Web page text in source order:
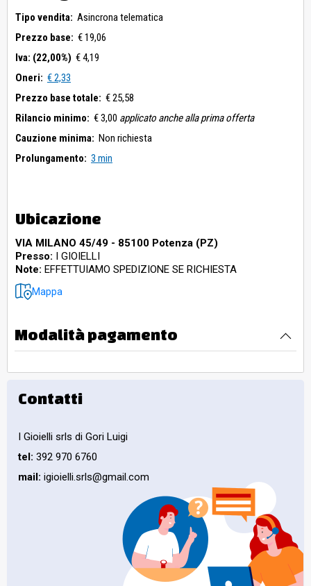
Tipo vendita: Asincrona telematica
Prezzo base: € 19,06
Iva: (22,00%) € 4,19
Oneri: € 2,33
Prezzo base totale: € 25,58
Rilancio minimo: € 3,00 applicato anche alla prima offerta
Cauzione minima: Non richiesta
Prolungamento: 3 min
Ubicazione
VIA MILANO 45/49 - 85100 Potenza (PZ)
Presso: I GIOIELLI
Note: EFFETTUIAMO SPEDIZIONE SE RICHIESTA
Mappa
Modalità pagamento
Contatti
I Gioielli srls di Gori Luigi
tel: 392 970 6760
mail: igioielli.srls@gmail.com